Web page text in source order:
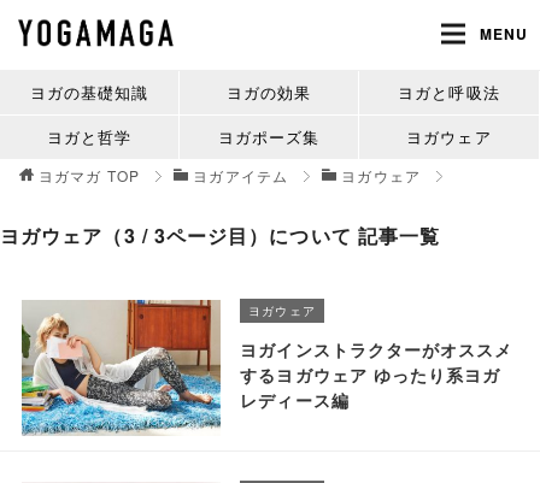
MENU
ヨガの基礎知識 ヨガの効果
ヨガと呼吸法
ヨガと哲学
ヨガポーズ集 ヨガウェア
ヨガマガ TOP ヨガアイテム ヨガウェア
ヨガウェア（3 / 3ページ目）について 記事一覧
ヨガウェア
ヨガインストラクターがオススメ
するヨガウェア ゆったり系ヨガ
レディース編